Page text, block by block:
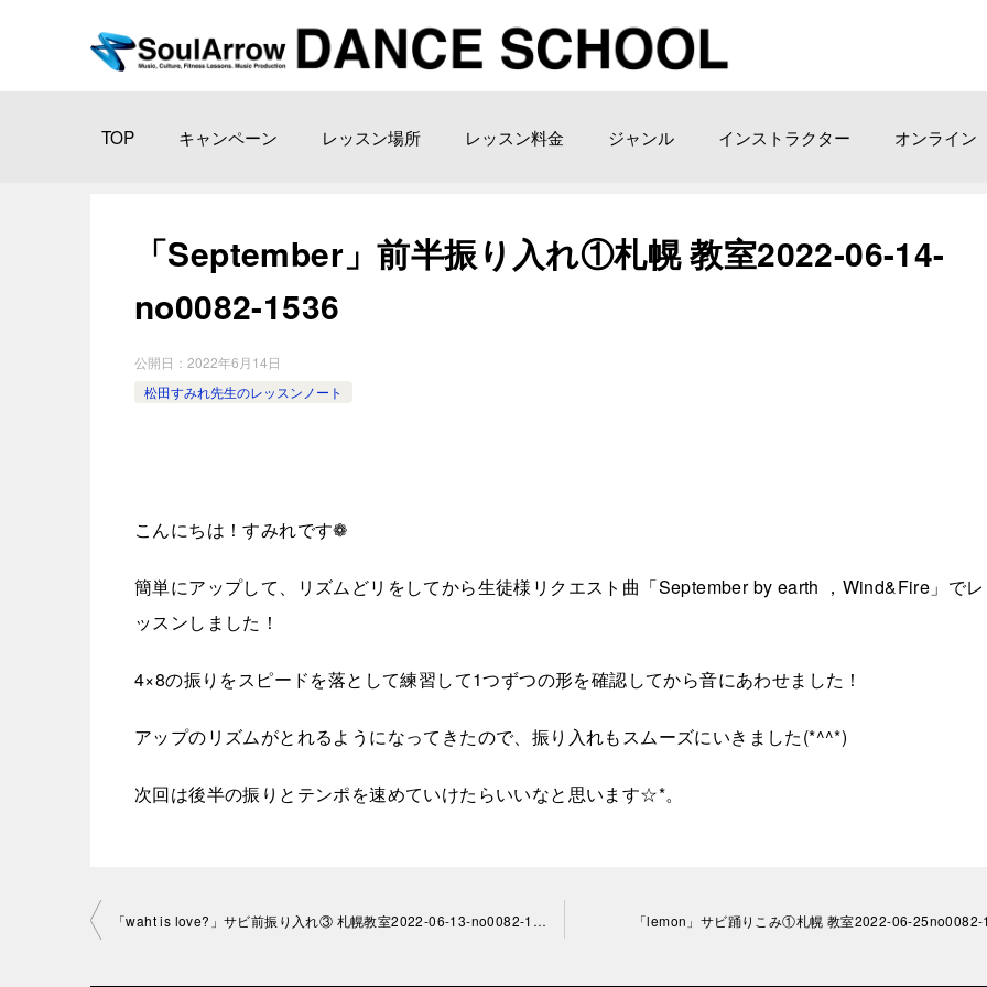
TOP キャンペーン レッスン場所 レッスン料金 ジャンル インストラクター オンライン
「September」前半振り入れ①札幌 教室2022-06-14-
no0082-1536
公開日： 2022年6月14日
松田すみれ先生のレッスンノート
こんにちは！すみれです❁
簡単にアップして、リズムどリをしてから生徒様リクエスト曲「September by earth ，Wind&Fire」でレ
ッスンしました！
4×8の振りをスピードを落として練習して1つずつの形を確認してから音にあわせました！
アップのリズムがとれるようになってきたので、振り入れもスムーズにいきました(*^^*)
次回は後半の振りとテンポを速めていけたらいいなと思います☆*。
投
「waht is love?」サビ前振り入れ③ 札幌教室2022-06-13-no0082-1652 「lemon」サビ踊りこみ①札幌 教室2022-06-